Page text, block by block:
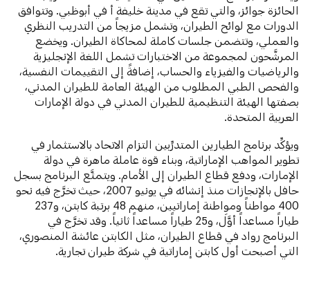
الحائزة جوائز، والتي تقع في مدينة خليفة أ في أبوظبي. وتتوافق
الدورات مع لوائح الطيران، وتشمل مزيجاً من التدريب النظري
والعملي، وتتضمن جلسات كاملة لمحاكاة الطيران. ويخضع
المرشَّحون لمجموعة من الاختبارات تشمل اللغة الإنجليزية
والرياضيات والفيزياء والحساب، إضافةً إلى التقييمات النفسية،
والفحص الطبي المطلوب من الهيئة العامة للطيران المدني،
بصفتها الهيئة التنظيمية للطيران المدني في دولة الإمارات
العربية المتحدة.
ويؤكِّد برنامج الطيارين المتدرِّبين التزام الاتحاد بالاستثمار في
تطوير المواهب الإماراتية، وبناء قوة عاملة ماهرة في دولة
الإمارات، ودفع قطاع الطيران إلى الأمام. ويتمتَّع البرنامج بسجل
حافل بالإنجازات منذ إنشائه في يونيو 2007، حيث تخرَّج فيه نحو
400 مواطناً ومواطنة إماراتيين، منهم 48 برتبة كابتن، و237
طياراً مساعداً أوَّلَ، و25 طياراً مساعداً ثانياً. وقد تخرَّج في
البرنامج رواد في قطاع الطيران، مثل الكابتن عائشة المنصوري،
التي أصبحت أول كابتن إماراتية في شركة طيران تجارية.